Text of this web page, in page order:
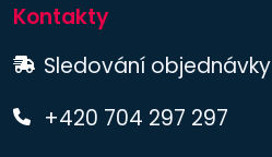
Kontakty
Sledování objednávky
+420 704 297 297